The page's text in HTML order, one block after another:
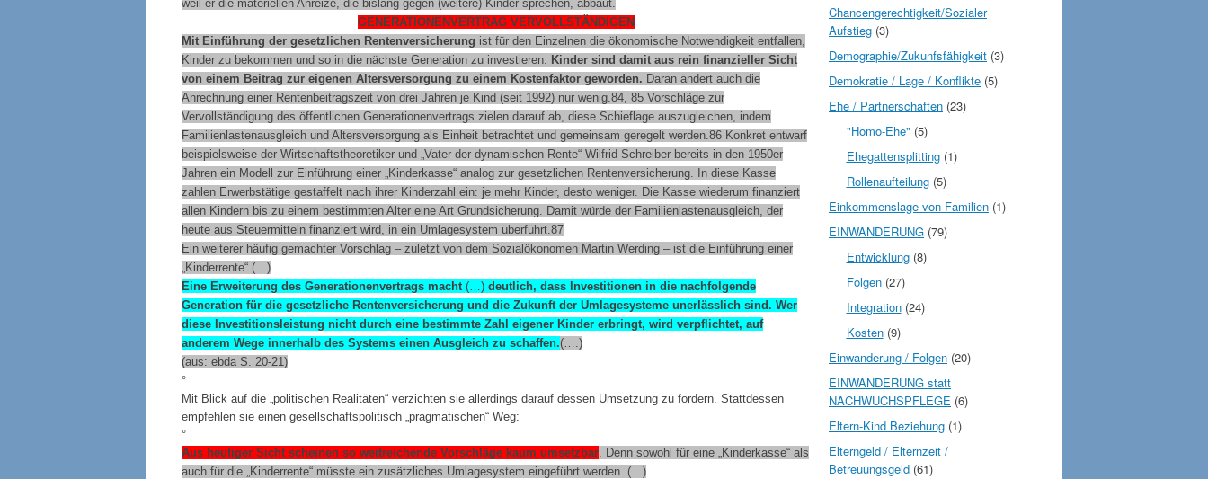
weil er die materiellen Anreize, die bislang gegen (weitere) Kinder sprechen, abbaut.
GENERATIONENVERTRAG VERVOLLSTÄNDIGEN
Mit Einführung der gesetzlichen Rentenversicherung ist für den Einzelnen die ökonomische Notwendigkeit entfallen,
Kinder zu bekommen und so in die nächste Generation zu investieren. Kinder sind damit aus rein finanzieller Sicht
von einem Beitrag zur eigenen Altersversorgung zu einem Kostenfaktor geworden. Daran ändert auch die
Anrechnung einer Rentenbeitragszeit von drei Jahren je Kind (seit 1992) nur wenig.84, 85 Vorschläge zur
Vervollständigung des öffentlichen Generationenvertrags zielen darauf ab, diese Schieflage auszugleichen, indem
Familienlastenausgleich und Altersversorgung als Einheit betrachtet und gemeinsam geregelt werden.86 Konkret entwarf
beispielsweise der Wirtschaftstheoretiker und „Vater der dynamischen Rente“ Wilfrid Schreiber bereits in den 1950er
Jahren ein Modell zur Einführung einer „Kinderkasse“ analog zur gesetzlichen Rentenversicherung. In diese Kasse
zahlen Erwerbstätige gestaffelt nach ihrer Kinderzahl ein: je mehr Kinder, desto weniger. Die Kasse wiederum finanziert
allen Kindern bis zu einem bestimmten Alter eine Art Grundsicherung. Damit würde der Familienlastenausgleich, der
heute aus Steuermitteln finanziert wird, in ein Umlagesystem überführt.87
Ein weiterer häufig gemachter Vorschlag – zuletzt von dem Sozialökonomen Martin Werding – ist die Einführung einer
„Kinderrente“ (…)
Eine Erweiterung des Generationenvertrags macht (…) deutlich, dass Investitionen in die nachfolgende
Generation für die gesetzliche Rentenversicherung und die Zukunft der Umlagesysteme unerlässlich sind. Wer
diese Investitionsleistung nicht durch eine bestimmte Zahl eigener Kinder erbringt, wird verpflichtet, auf
anderem Wege innerhalb des Systems einen Ausgleich zu schaffen.(….)
(aus: ebda S. 20-21)
°
Mit Blick auf die „politischen Realitäten“ verzichten sie allerdings darauf dessen Umsetzung zu fordern. Stattdessen
empfehlen sie einen gesellschaftspolitisch „pragmatischen“ Weg:
°
Aus heutiger Sicht scheinen so weitreichende Vorschläge kaum umsetzbar . Denn sowohl für eine „Kinderkasse“ als
auch für die „Kinderrente“ müsste ein zusätzliches Umlagesystem eingeführt werden. (…)
Chancengerechtigkeit/Sozialer
Aufstieg (3)
Demographie/Zukunfsfähigkeit (3)
Demokratie / Lage / Konflikte (5)
Ehe / Partnerschaften (23)
"Homo-Ehe" (5)
Ehegattensplitting(1)
Rollenaufteilung(5)
Einkommenslage von Familien (1)
EINWANDERUNG (79)
Entwicklung(8)
Folgen(27)
Integration(24)
Kosten(9)
Einwanderung / Folgen (20)
EINWANDERUNG statt
NACHWUCHSPFLEGE (6)
Eltern-Kind Beziehung (1)
Elterngeld / Elternzeit /
Betreuungsgeld (61)